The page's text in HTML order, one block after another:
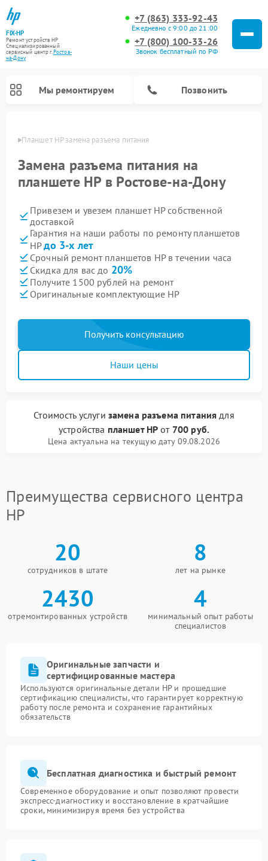
FIX-HP
Ремонт устройств HP
Специализированный
cервисный центр г.Ростов-
на-Дону
+7 (863) 333-92-43
Ежедневно с 9:00 до 21:00
+7 (800) 100-33-26
Звонок бесплатный по РФ
Мы ремонтируем Позвонить
Планшет HP замена разъема питания
Замена разъема питания на
планшете HP в Ростове-на-Дону
Привезем и увезем планшет HP собственной
доставкой
Гарантия на наши работы по ремонту планшетов
HPдо 3-х лет
Срочный ремонт планшетов HP в течении часа
Скидка для вас до 20%
Получите 1500 рублей на ремонт
Оригинальные комплектующие HP
Получить консультацию
Наши цены
Стоимость услуги замена разъема питания для
устройства планшет HP от 700 руб.
Цена актуальна на текущую дату 09.08.2026
Преимущества сервисного центра
HP
20
сотрудников в штате
8
лет на рынке
2430
отремонтированных устройств
4
минимальный опыт работы
специалистов
Оригинальные запчасти и
сертифицированные мастера
Используются оригинальные детали HP и прошедшие
сертификацию специалисты, что гарантирует корректную
работу после ремонта и сохранение гарантийных
обязательств
Бесплатная диагностика и быстрый ремонт
Современное оборудование и опыт позволяют провести
экспресс-диагностику и восстановление в кратчайшие
сроки, минимизируя время без устройства